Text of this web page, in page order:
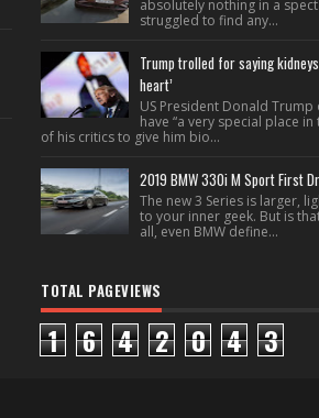
absolutely nothing in a
struggled to find any...
Trump trolled for saying
heart’
US President Donald
have “a very special place
of his critics to give him bio...
2019 BMW 330i M Sport First
The new 3 Series is larger,
to your inner geek. But is
all, even BMW define...
TOTAL PAGEVIEWS
1 6 4 2 0 4 3